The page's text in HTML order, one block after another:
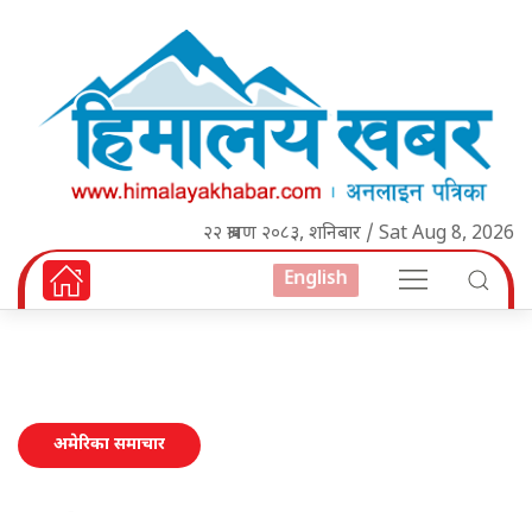
२२ श्रावण २०८३, शनिबार / Sat Aug 8, 2026
English
अमेरिका समाचार